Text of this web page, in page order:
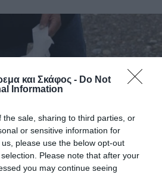
και Σκάφος - Do Not
Information
the sale, sharing to third parties, or
or sensitive information for
please use the below opt-out
Please note that after your
you may continue seeing